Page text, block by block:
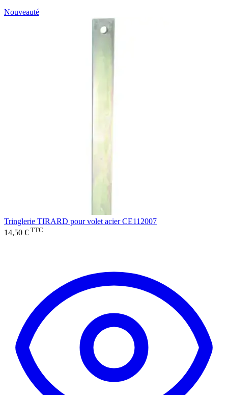
Nouveauté
Tringlerie TIRARD pour volet acier CE112007
14,50 € TTC